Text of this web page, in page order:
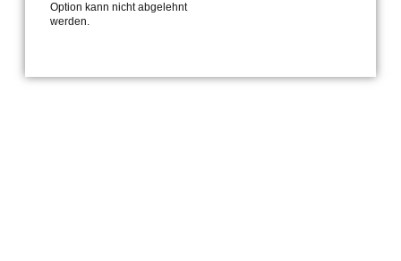
Option kann nicht abgelehnt
werden.